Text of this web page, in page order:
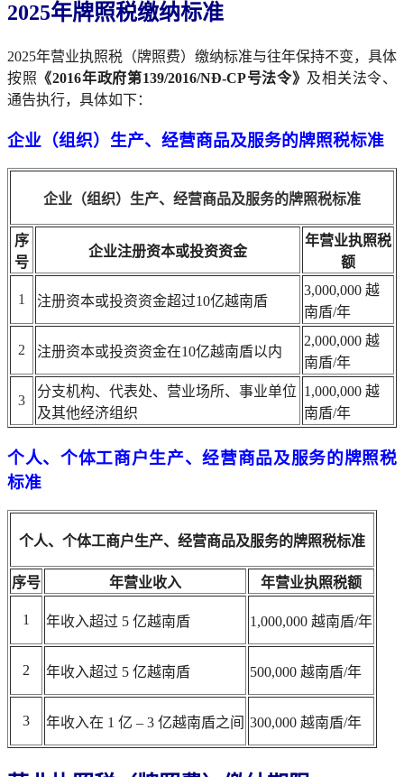
2025年牌照税缴纳标准
2025年营业执照税（牌照费）缴纳标准与往年保持不变，具体
按照 《2016年政府第139/2016/NĐ-CP号法令》 及相关法令、
通告执行，具体如下：
企业（组织）生产、经营商品及服务的牌照税标准
企业（组织）生产、经营商品及服务的牌照税标准
序
号
企业注册资本或投资资金
年营业执照税
额
1 注册资本或投资资金超过10亿越南盾
3,000,000 越
南盾/年
2 注册资本或投资资金在10亿越南盾以内
2,000,000 越
南盾/年
3
分支机构、代表处、营业场所、事业单位
及其他经济组织
1,000,000 越
南盾/年
个人、个体工商户生产、经营商品及服务的牌照税
标准
个人、个体工商户生产、经营商品及服务的牌照税标准
序号 年营业收入 年营业执照税额
1 年收入超过 5 亿越南盾 1,000,000 越南盾/年
2 年收入超过 5 亿越南盾 500,000 越南盾/年
3 年收入在 1 亿 – 3 亿越南盾之间 300,000 越南盾/年